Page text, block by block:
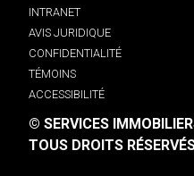
INTRANET
AVIS JURIDIQUE
CONFIDENTIALITÉ
TÉMOINS
ACCESSIBILITÉ
© SERVICES
TOUS DROITS